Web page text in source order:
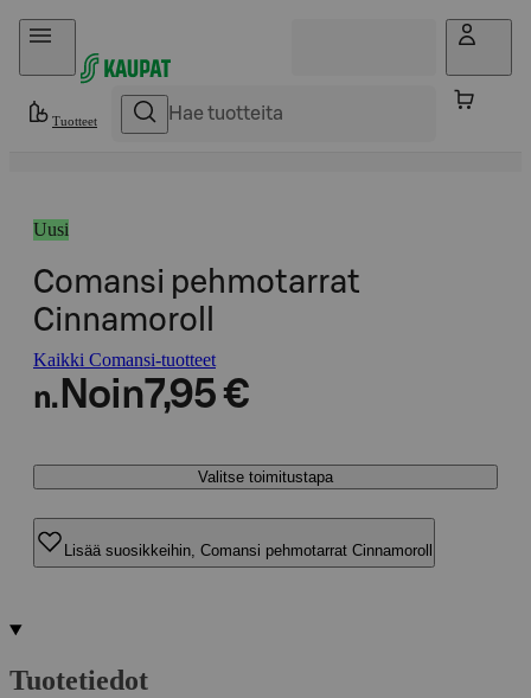
Hyppää sisältöön
Tuotteet
Uusi
Comansi pehmotarrat
Cinnamoroll
Kaikki Comansi-tuotteet
n. Noin7,95 €
Valitse toimitustapa
Lisää suosikkeihin, Comansi pehmotarrat Cinnamoroll
Tuotetiedot